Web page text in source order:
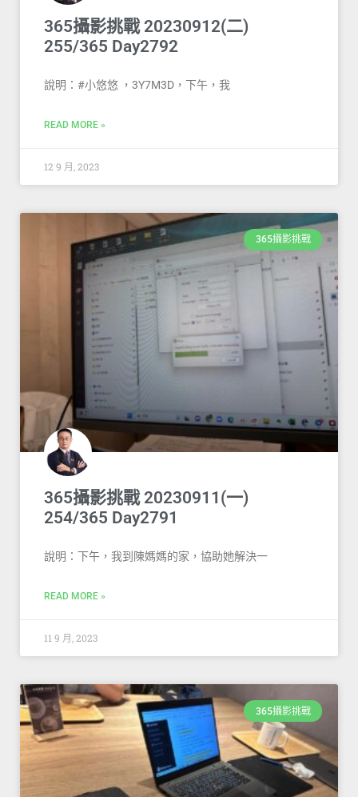
365攝影挑戰 20230912(二)
255/365 Day2792
說明：#小悠悠 ，3Y7M3D，下午，我
READ MORE »
12 9 月, 2023
365攝影挑戰
365攝影挑戰 20230911(一)
254/365 Day2791
說明：下午，我到陳媽媽的家，協助她解決一
READ MORE »
11 9 月, 2023
365攝影挑戰